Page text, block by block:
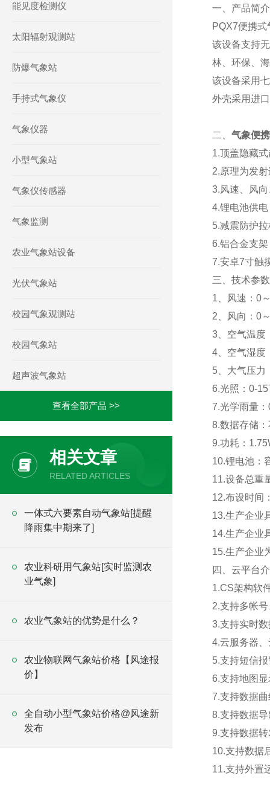
能见度检测仪
太阳辐射观测站
防爆气象站
手持式气象仪
气象仪器
小型气象站
气象仪传感器
气象监测
农业气象站设备
光伏气象站
校园气象观测站
校园气象站
超声波气象站
查看全部产品 >>
相关文章
RELATED ARTICLES
一体式六要素自动气象站[提醒
降雨集中期来了]
农业科研用气象站[实时监测农
业气象]
农业气象站的优势是什么？
农业物联网气象站价格【风途报
价】
全自动小型气象站价格@风途新
发布
一、产品简介
PQX7便携
该设备支持
林、环保、
该设备采用
外壳采用进
二、 气象便
1.顶盖隐藏
2.原理为发
3.风速、风
4.锂电池供
5.减震防护
6.铝合金支
7.安卓7寸触
三、技术参数
1、风速：0
2、风向：0
3、空气温
4、空气湿度
5、大气压力
6.光照：0-
7.光学雨量
8.数据存储
9.功耗：
10.锂电池：
11.设备总重
12.布设时间
13.生产企业
14.生产企业
15.生产企业
四、云平台
1.CS架构软
2.支持多帐
3.支持实时
4.云服务器
5.支持短信
6.支持地图
7.支持数据
8.支持数据
9.支持数据
10.支持数据
11.支持外置